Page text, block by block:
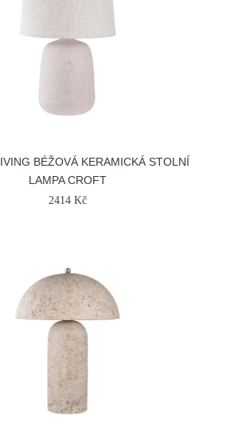
BÉŽOVÁ KERAMICKÁ STOLNÍ
LAMPA CROFT
2414 Kč